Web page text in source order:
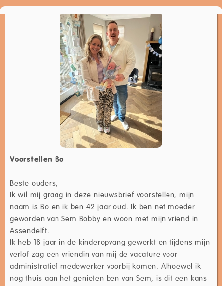
Voorstellen Bo
Beste ouders,
Ik wil mij graag in deze nieuwsbrief voorstellen, mijn
naam is Bo en ik ben 42 jaar oud. Ik ben net moeder
geworden van Sem Bobby en woon met mijn vriend in
Assendelft.
Ik heb 18 jaar in de kinderopvang gewerkt en tijdens mijn
verlof zag een vriendin van mij de vacature voor
administratief medewerker voorbij komen. Alhoewel ik
nog thuis aan het genieten ben van Sem, is dit een kans